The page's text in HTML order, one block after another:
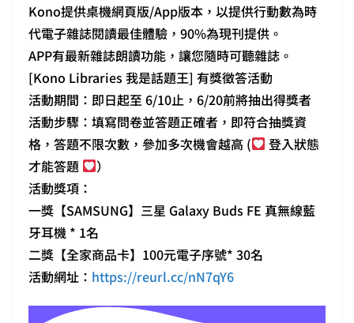
Kono提供桌機網頁版/App版本，以提供行動數為時
代電子雜誌閱讀最佳體驗，90%為現刊提供。
APP有最新雜誌朗讀功能，讓您隨時可聽雜誌。
[Kono Libraries 我是話題王] 有獎徵答活動
活動期間：即日起至 6/10止，6/20前將抽出得獎者
活動步驟：填寫問卷並答題正確者，即符合抽獎資
格，答題不限次數，參加多次機會越高 (
登入狀態
才能答題
）
活動獎項：
一獎【SAMSUNG】三星 Galaxy Buds FE 真無線藍
牙耳機 * 1名
二獎【全家商品卡】100元電子序號* 30名
活動網址： https://reurl.cc/nN7qY6